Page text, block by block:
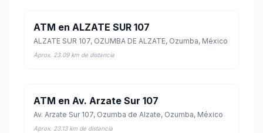
ATM en ALZATE SUR 107
ALZATE SUR 107, OZUMBA DE ALZATE, Ozumba, México
Aprox. 23.09 km de distancia
ATM en Av. Arzate Sur 107
Av. Arzate Sur 107, Ozumba de Alzate, Ozumba, México
Aprox. 23.13 km de distancia